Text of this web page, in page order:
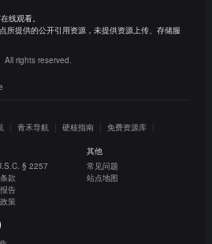
线观看。
所提供的公开引用资源，未提供资源上传、存储服
All rights reserved.
青禾导航 硬核指南
免费资源库
§ 2257
款
告
策
其他
常见问题
站点地图